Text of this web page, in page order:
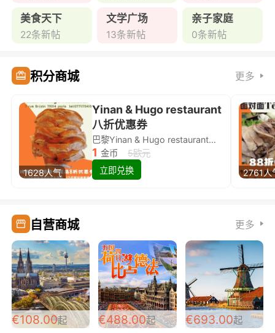
美食天下
22条新帖
文学广场
13条新帖
亲子家庭
0条新帖
积分商城 更多
1628人气
Yinan & Hugo restaurant
八折优惠券
巴黎Yinan & Hugo restaurant除简餐类全场8折
1 金币
5欧元
立即兑换
2761人
自营商城 更多
€108.00起 €488.00起 €693.00起